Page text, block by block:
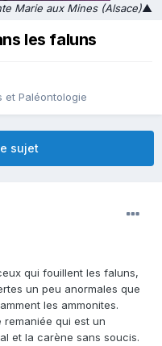
Marie aux Mines (Alsace)▲
les faluns
et Paléontologie
sujet
qui fouillent les faluns,
un peu anormales que
les ammonites.
remaniée qui est un
et la carène sans soucis.